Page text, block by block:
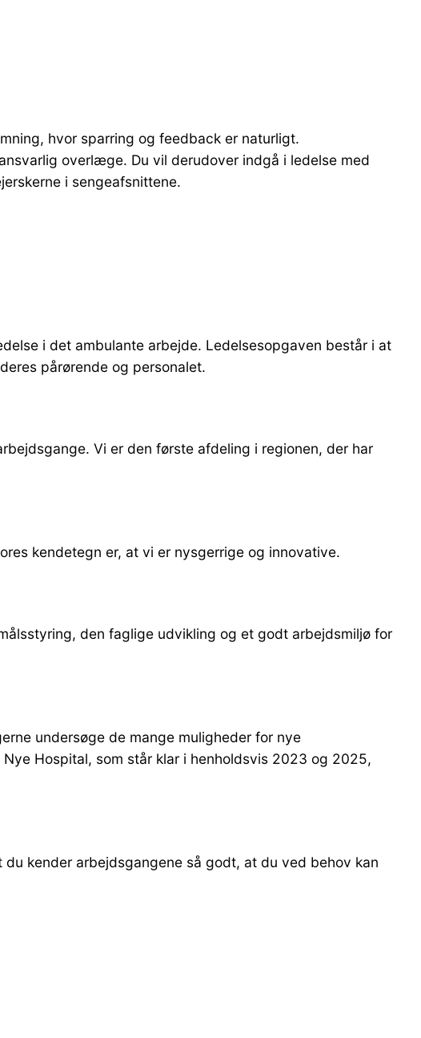
hvor sparring og feedback er naturligt.
overlæge. Du vil derudover indgå i ledelse med
i sengeafsnittene.
i det ambulante arbejde. Ledelsesopgaven består i at
pårørende og personalet.
Vi er den første afdeling i regionen, der har
kendetegn er, at vi er nysgerrige og innovative.
den faglige udvikling og et godt arbejdsmiljø for
undersøge de mange muligheder for nye
Hospital, som står klar i henholdsvis 2023 og 2025,
kender arbejdsgangene så godt, at du ved behov kan